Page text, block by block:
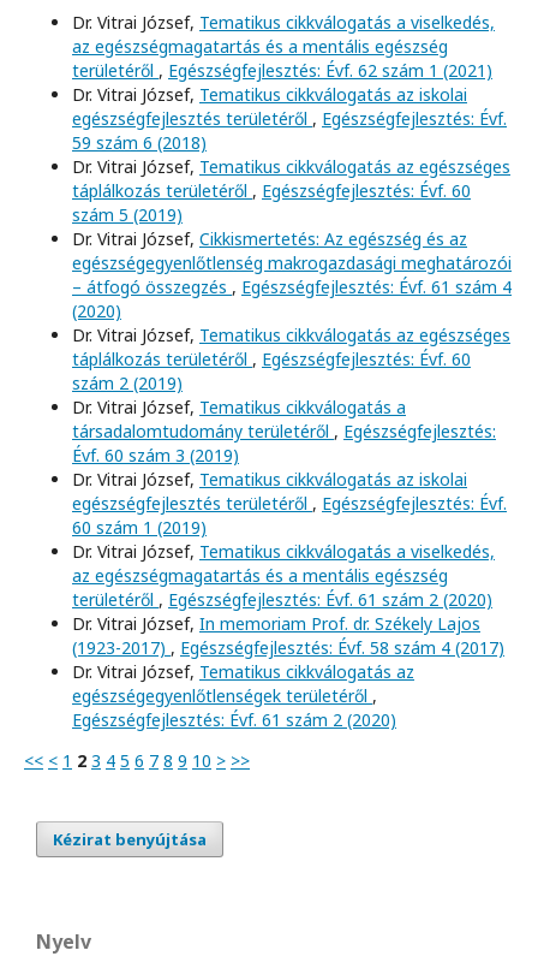
Dr. Vitrai József, Tematikus cikkválogatás a viselkedés,
az egészségmagatartás és a mentális egészség
területéről , Egészségfejlesztés: Évf. 62 szám 1 (2021)
Dr. Vitrai József, Tematikus cikkválogatás az iskolai
egészségfejlesztés területéről , Egészségfejlesztés: Évf.
59 szám 6 (2018)
Dr. Vitrai József, Tematikus cikkválogatás az egészséges
táplálkozás területéről , Egészségfejlesztés: Évf. 60
szám 5 (2019)
Dr. Vitrai József, Cikkismertetés: Az egészség és az
egészségegyenlőtlenség makrogazdasági meghatározói
– átfogó összegzés , Egészségfejlesztés: Évf. 61 szám 4
(2020)
Dr. Vitrai József, Tematikus cikkválogatás az egészséges
táplálkozás területéről , Egészségfejlesztés: Évf. 60
szám 2 (2019)
Dr. Vitrai József, Tematikus cikkválogatás a
társadalomtudomány területéről , Egészségfejlesztés:
Évf. 60 szám 3 (2019)
Dr. Vitrai József, Tematikus cikkválogatás az iskolai
egészségfejlesztés területéről , Egészségfejlesztés: Évf.
60 szám 1 (2019)
Dr. Vitrai József, Tematikus cikkválogatás a viselkedés,
az egészségmagatartás és a mentális egészség
területéről , Egészségfejlesztés: Évf. 61 szám 2 (2020)
Dr. Vitrai József, In memoriam Prof. dr. Székely Lajos
(1923-2017) , Egészségfejlesztés: Évf. 58 szám 4 (2017)
Dr. Vitrai József, Tematikus cikkválogatás az
egészségegyenlőtlenségek területéről ,
Egészségfejlesztés: Évf. 61 szám 2 (2020)
<< < 1 2 3 4 5 6 7 8 9 10 > >>
Kézirat benyújtása
Nyelv